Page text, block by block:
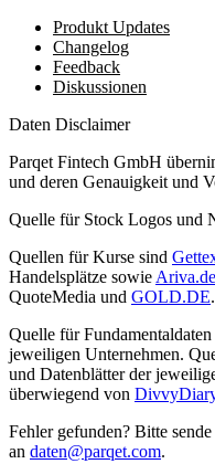
Produkt Updates
Changelog
Feedback
Diskussionen
Daten Disclaimer
Parqet Fintech GmbH
und deren Genauigkeit und
Quelle für Stock Logos und
Quellen für Kurse sind
Handelsplätze sowie
QuoteMedia und GOLD.DE.
Quelle für
jeweiligen Unternehmen.
und Datenblätter der
überwiegend von
Fehler gefunden? Bitte
an daten@parqet.com.